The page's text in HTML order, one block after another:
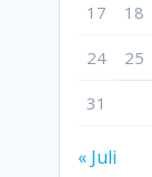
17 18
24 25
31
« Juli